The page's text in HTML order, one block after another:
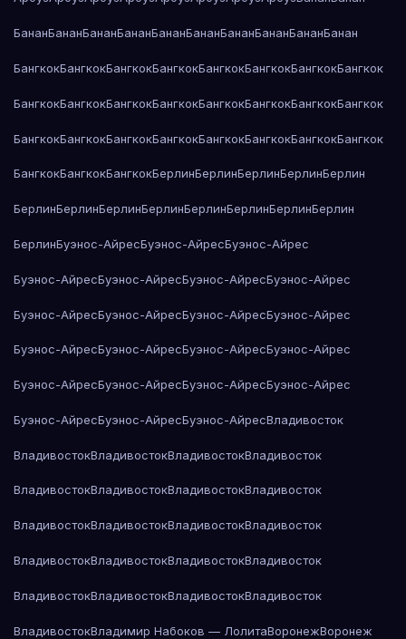
БананБананБананБананБананБананБананБананБананБанан
БангкокБангкокБангкокБангкокБангкокБангкокБангкокБангкок
БангкокБангкокБангкокБангкокБангкокБангкокБангкокБангкок
БангкокБангкокБангкокБангкокБангкокБангкокБангкокБангкок
БангкокБангкокБангкокБерлинБерлинБерлинБерлинБерлин
БерлинБерлинБерлинБерлинБерлинБерлинБерлинБерлин
БерлинБуэнос-АйресБуэнос-АйресБуэнос-Айрес
Буэнос-АйресБуэнос-АйресБуэнос-АйресБуэнос-Айрес
Буэнос-АйресБуэнос-АйресБуэнос-АйресБуэнос-Айрес
Буэнос-АйресБуэнос-АйресБуэнос-АйресБуэнос-Айрес
Буэнос-АйресБуэнос-АйресБуэнос-АйресБуэнос-Айрес
Буэнос-АйресБуэнос-АйресБуэнос-АйресВладивосток
ВладивостокВладивостокВладивостокВладивосток
ВладивостокВладивостокВладивостокВладивосток
ВладивостокВладивостокВладивостокВладивосток
ВладивостокВладивостокВладивостокВладивосток
ВладивостокВладивостокВладивостокВладивосток
ВладивостокВладимир Набоков — ЛолитаВоронежВоронеж